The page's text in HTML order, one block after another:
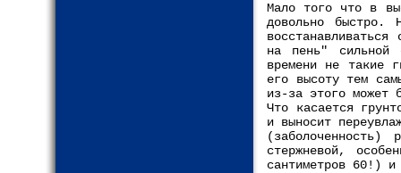
Мало того что в
довольно быстро.
на пень" сильной
времени не такие
его высоту тем
из-за этого
Что касается
и выносит
стержневой,
сантиметров 60!) и